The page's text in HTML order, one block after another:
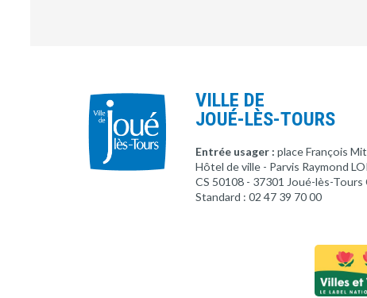
VILLE DE
JOUÉ-LÈS-TOURS
Entrée usager : place François
Hôtel de ville - Parvis Raymond
CS 50108 - 37301 Joué-lès-Tours
Standard : 02 47 39 70 00